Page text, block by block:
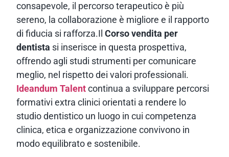
consapevole, il percorso terapeutico è più
sereno, la collaborazione è migliore e il rapporto
di fiducia si rafforza.Il Corso vendita per
dentista si inserisce in questa prospettiva,
offrendo agli studi strumenti per comunicare
meglio, nel rispetto dei valori professionali.
Ideandum Talentcontinua a sviluppare percorsi
formativi extra clinici orientati a rendere lo
studio dentistico un luogo in cui competenza
clinica, etica e organizzazione convivono in
modo equilibrato e sostenibile.